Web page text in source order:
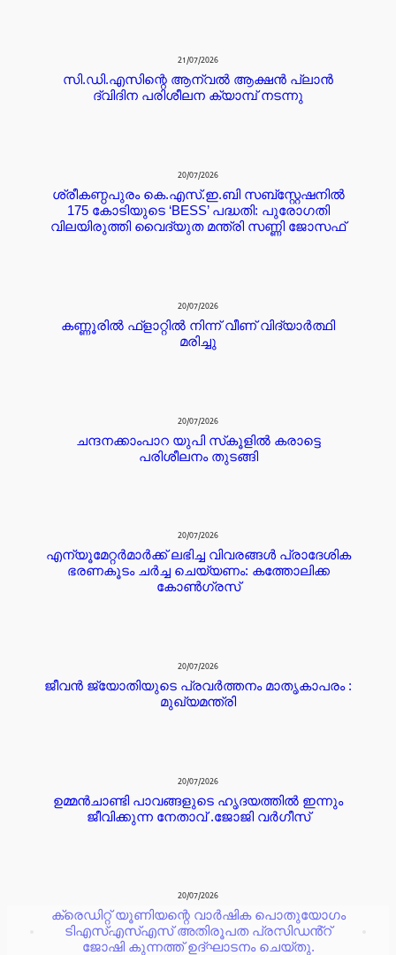
21/07/2026
സി.ഡി.എസിന്റെ ആന്വൽ ആക്ഷൻ പ്ലാൻ
ദ്വിദിന പരിശീലന ക്യാമ്പ് നടന്നു
20/07/2026
ശ്രീകണ്ഠപുരം കെ.എസ്.ഇ.ബി സബ്‌സ്റ്റേഷനിൽ
175 കോടിയുടെ ‘BESS’ പദ്ധതി: പുരോഗതി
വിലയിരുത്തി വൈദ്യുത മന്ത്രി സണ്ണി ജോസഫ്
20/07/2026
കണ്ണൂരില്‍ ഫ്ളാറ്റില്‍ നിന്ന് വീണ് വിദ്യാര്‍ത്ഥി
മരിച്ചു
20/07/2026
ചന്ദനക്കാംപാറ യുപി സ്‌കൂളിൽ കരാട്ടെ
പരിശീലനം തുടങ്ങി
20/07/2026
എന്യൂമേറ്റർമാർക്ക് ലഭിച്ച വിവരങ്ങൾ പ്രാദേശിക
ഭരണകൂടം ചർച്ച ചെയ്യണം: കത്തോലിക്ക
കോൺഗ്രസ്
20/07/2026
ജീവൻ ജ്യോതിയുടെ പ്രവർത്തനം മാതൃകാപരം :
മുഖ്യമന്ത്രി
20/07/2026
ഉമ്മൻചാണ്ടി പാവങ്ങളുടെ ഹൃദയത്തിൽ ഇന്നും
ജീവിക്കുന്ന നേതാവ് .ജോജി വർഗീസ്
20/07/2026
ക്രെഡിറ്റ് യൂണിയന്റെ വാർഷിക പൊതുയോഗം
ടിഎസ്എസ്എസ് അതിരൂപത പ്രസിഡൻ്റ്
ജോഷി കുന്നത്ത് ഉദ്ഘാടനം ചെയ്തു.